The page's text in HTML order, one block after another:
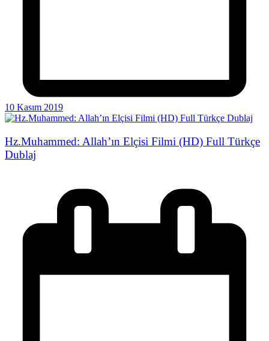
10 Kasım 2019
Hz.Muhammed: Allah’ın Elçisi Filmi (HD) Full Türkçe
Dublaj